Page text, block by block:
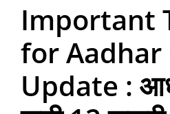
Important
for Aadhar
Update :